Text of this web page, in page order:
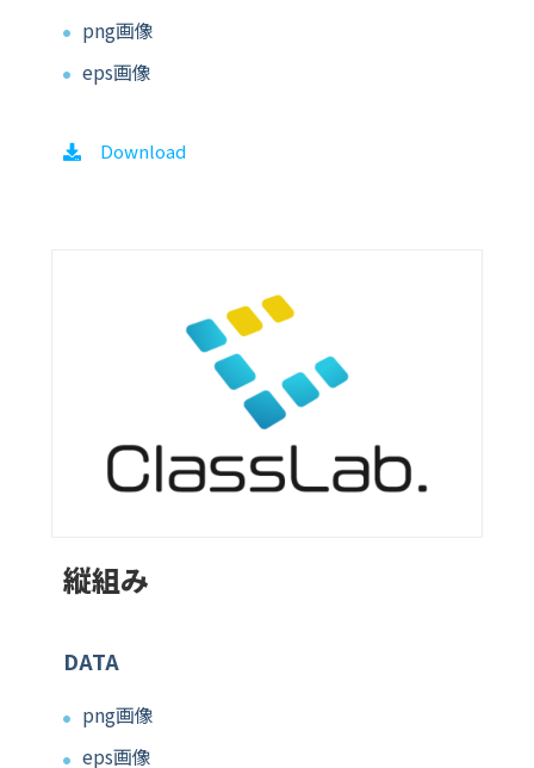
png画像
eps画像
Download
縦組み
DATA
png画像
eps画像